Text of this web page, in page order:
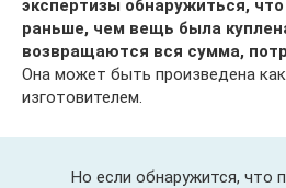
экспертизы обнаружиться,
раньше, чем вещь была
возвращаются вся сумма,
Она может быть произведена
изготовителем.
Но если обнаружится, что